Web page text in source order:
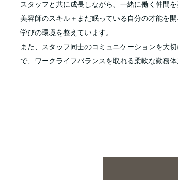
スタッフと共に成長しながら、一緒に働く仲間を
美容師のスキル＋まだ眠っている自分の才能を
学びの環境を整えています。
また、スタッフ同士のコミュニケーションを大
で、ワークライフバランスを取れる柔軟な勤務体